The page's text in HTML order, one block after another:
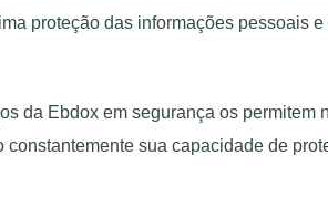
proteção das informações pessoais
da Ebdox em segurança os permitem
sua capacidade de